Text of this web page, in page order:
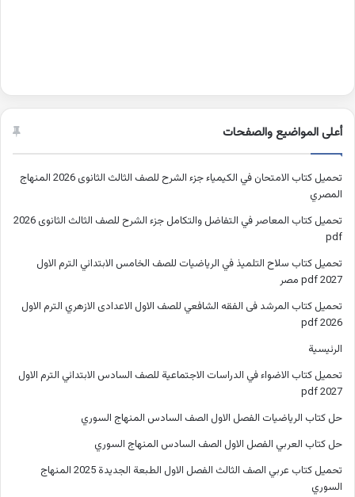
أعلى المواضيع والصفحات
تحميل كتاب الامتحان في الكيمياء جزء الشرح للصف الثالث الثانوى 2026 المنهاج
المصري
تحميل كتاب المعاصر في التفاضل والتكامل جزء الشرح للصف الثالث الثانوى 2026
pdf
تحميل كتاب سلاح التلميذ في الرياضيات للصف الخامس الابتدائي الترم الاول
2027 pdf مصر
تحميل كتاب المرشد فى الفقه الشافعي للصف الاول الاعدادى الازهري الترم الاول
2026 pdf
الرئيسية
تحميل كتاب الاضواء في الدراسات الاجتماعية للصف السادس الابتدائي الترم الاول
2027 pdf
حل كتاب الرياضيات الفصل الاول الصف السادس المنهاج السوري
حل كتاب العربي الفصل الاول الصف السادس المنهاج السوري
تحميل كتاب عربي الصف الثالث الفصل الاول الطبعة الجديدة 2025 المنهاج
السوري